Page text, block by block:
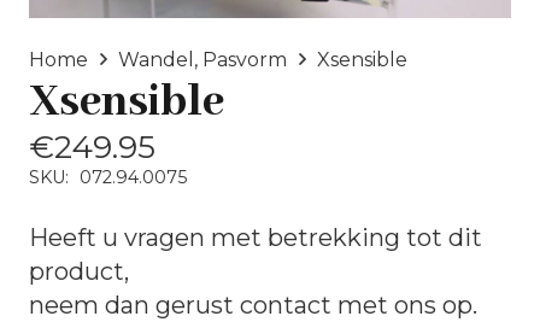
Home Wandel, Pasvorm Xsensible
Xsensible
€249.95
SKU: 072.94.0075
Heeft u vragen met betrekking tot dit
product,
neem dan gerust contact met ons op.